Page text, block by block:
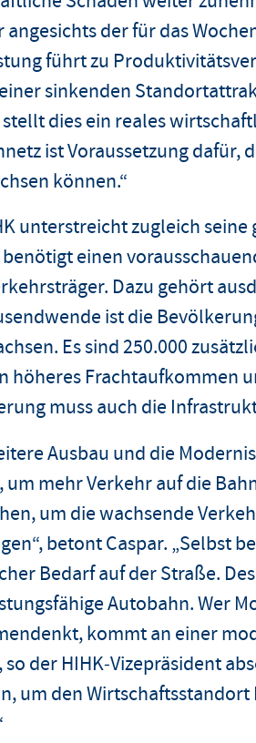
angesichts der für das
führt zu
sinkenden
stellt dies ein reales
ist Voraussetzung dafür,
können.“
unterstreicht zugleich
benötigt einen
Dazu gehört
ist die
Es sind 250.000
höheres Frachtaufkommen
muss auch die
Ausbau und die
mehr Verkehr auf die
um die wachsende
betont Caspar. „Selbst
Bedarf auf der Straße.
Autobahn. Wer
kommt an einer
so der HIHK‑Vizepräsident
um den